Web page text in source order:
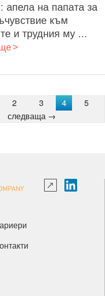
апела на папата за
към
и трудния му ...
2 3 4
5
следваща →
Кариери
Контакти